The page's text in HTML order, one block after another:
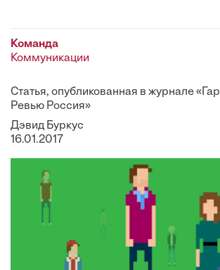
Команда
Коммуникации
Статья, опубликованная в журнале
Ревью Россия»
Дэвид Буркус
16.01.2017